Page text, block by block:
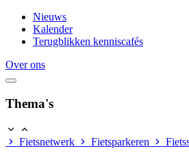
Nieuws
Kalender
Terugblikken kenniscafés
Over ons
Thema's
Fietsnetwerk Fietsparkeren